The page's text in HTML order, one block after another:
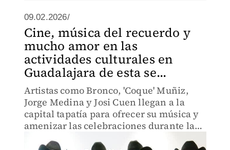
09.02.2026/
Cine, música del recuerdo y
mucho amor en las
actividades culturales en
Guadalajara de esta se...
Artistas como Bronco, 'Coque' Muñiz,
Jorge Medina y Josi Cuen llegan a la
capital tapatía para ofrecer su música y
amenizar las celebraciones durante la
semana del amor y la amistad